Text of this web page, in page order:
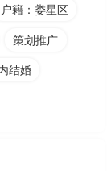
户籍：娄星区
策划推广
结婚